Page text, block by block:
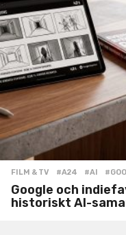
FILM & TV #A24 ,#AI ,
Google och
historiskt AI-